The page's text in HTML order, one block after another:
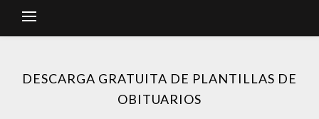
DESCARGA GRATUITA DE PLANTILLAS DE
OBITUARIOS